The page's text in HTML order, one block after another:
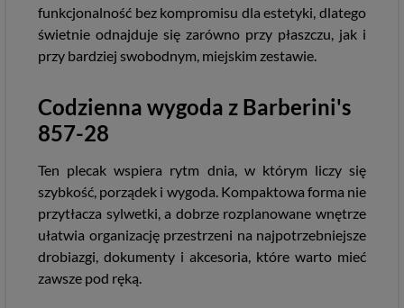
funkcjonalność bez kompromisu dla estetyki, dlatego
świetnie odnajduje się zarówno przy płaszczu, jak i
przy bardziej swobodnym, miejskim zestawie.
Codzienna wygoda z Barberini's
857-28
Ten plecak wspiera rytm dnia, w którym liczy się
szybkość, porządek i wygoda. Kompaktowa forma nie
przytłacza sylwetki, a dobrze rozplanowane wnętrze
ułatwia organizację przestrzeni na najpotrzebniejsze
drobiazgi, dokumenty i akcesoria, które warto mieć
zawsze pod ręką.